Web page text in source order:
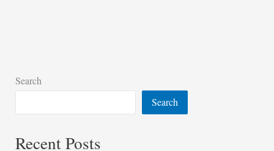
Search
Search
Recent Posts